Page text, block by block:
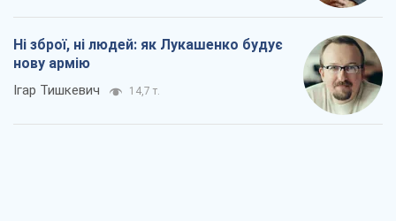
Ні зброї, ні людей: як Лукашенко будує
нову армію
Ігар Тишкевич 14,7 т.